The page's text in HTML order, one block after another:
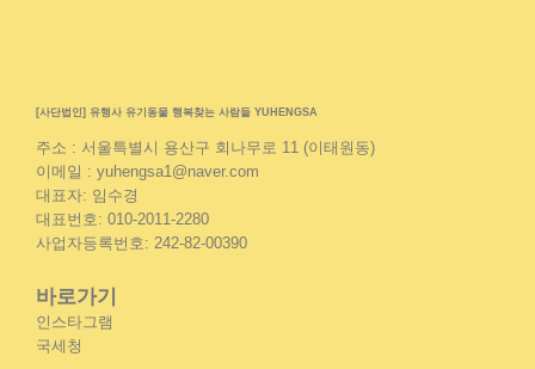
[사단법인] 유행사 유기동물 행복찾는 사람들 YUHENGSA
주소 : 서울특별시 용산구 회나무로 11 (이태원동)
이메일 : yuhengsa1@naver.com
대표자: 임수경
대표번호: 010-2011-2280
사업자등록번호: 242-82-00390
바로가기
인스타그램
국세청